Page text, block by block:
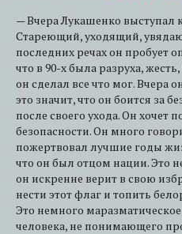
— Вчера Лукашенко выступал
Стареющий, уходящий,
последних речах он пробует
что в 90-х была разруха,
он сделал все что мог. Вчера
это значит, что он боится за
после своего ухода. Он хочет
безопасности. Он много
пожертвовал лучшие годы
что он был отцом нации. Это
он искренне верит в свою
нести этот флаг и топить
Это немного
человека, не понимающего